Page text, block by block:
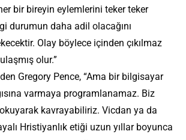
bir bireyin eylemlerini teker teker
durumun daha adil olacağını
Olay böylece içinden çıkılmaz
olur.”
Gregory Pence, “Ama bir bilgisayar
varmaya programlanamaz. Biz
kavrayabiliriz. Vicdan ya da
Hristiyanlık etiği uzun yıllar boyunca